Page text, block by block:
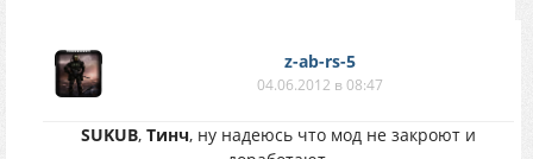
z-ab-rs-5
04.06.2012 в 08:47
SUKUB, Тинч, ну надеюсь что мод не закроют и